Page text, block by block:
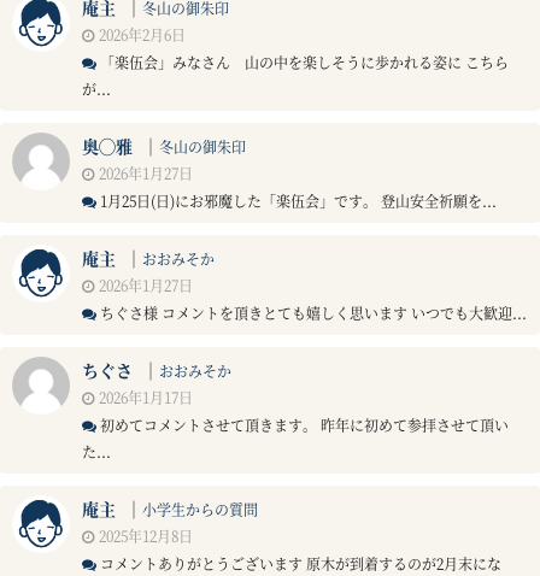
庵主
冬山の御朱印
2026年2月6日
「楽伍会」みなさん 山の中を楽しそうに歩かれる姿に こちら
が...
奥◯雅 ｜ 冬山の御朱印
2026年1月27日
1月25日(日)にお邪魔した「楽伍会」です。 登山安全祈願を...
庵主 ｜ おおみそか
2026年1月27日
ちぐさ様 コメントを頂きとても嬉しく思います いつでも大歓迎...
ちぐさ ｜ おおみそか
2026年1月17日
初めてコメントさせて頂きます。 昨年に初めて参拝させて頂い
た...
庵主 ｜ 小学生からの質問
2025年12月8日
コメントありがとうございます 原木が到着するのが2月末にな